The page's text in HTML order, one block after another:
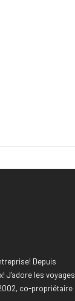
Depuis
J'adore les voyages
co-propriétaire